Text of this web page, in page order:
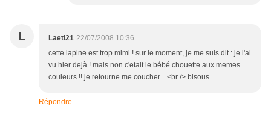
L Laeti21 22/07/2008 10:36
cette lapine est trop mimi ! sur le moment, je me suis dit : je l'ai
vu hier dejà ! mais non c'etait le bébé chouette aux memes
couleurs !! je retourne me coucher....<br /> bisous
Répondre